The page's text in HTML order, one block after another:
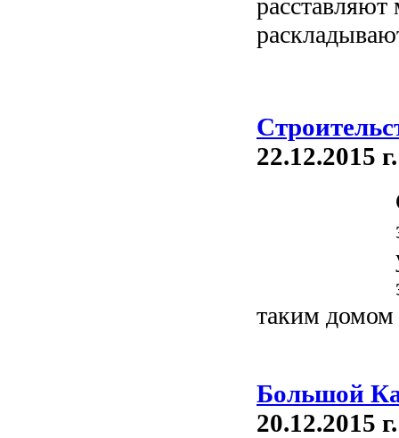
расставляют
22.12.2015 г.
таким домом
Большой
20.12.2015 г.